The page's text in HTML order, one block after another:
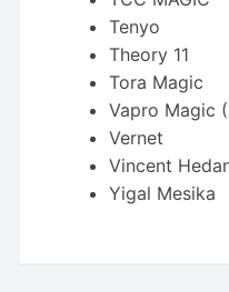
Tenyo
Theory 11
Tora Magic
Vapro Magic
Vernet
Vincent
Yigal Mesika